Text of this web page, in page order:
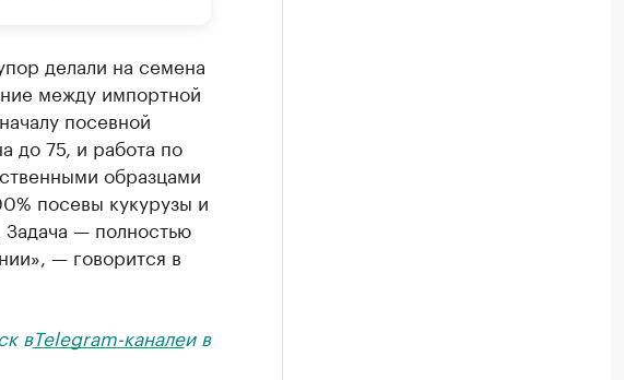
делали на семена
между импортной
посевной
до 75, и работа по
образцами
посевы кукурузы и
— полностью
— говорится в
вTelegram-каналеи в